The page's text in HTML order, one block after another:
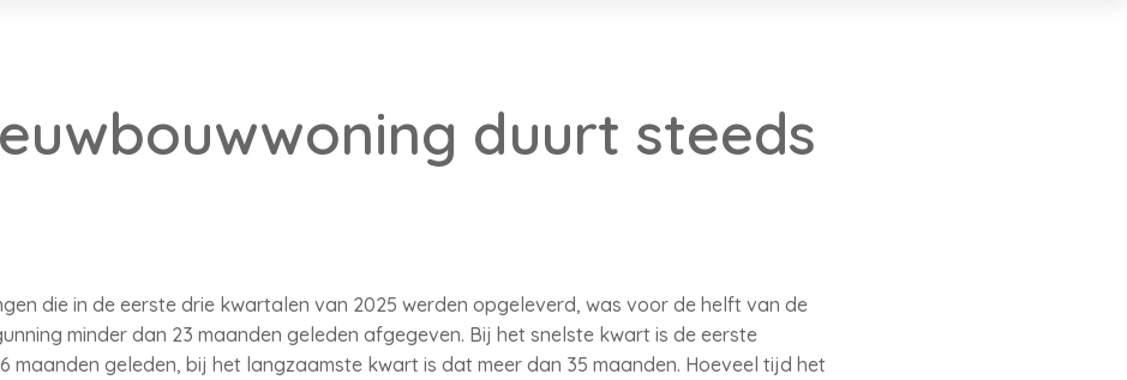
duurt steeds
die in de eerste drie kwartalen van 2025 werden opgeleverd, was voor de helft van de
minder dan 23 maanden geleden afgegeven. Bij het snelste kwart is de eerste
maanden geleden, bij het langzaamste kwart is dat meer dan 35 maanden. Hoeveel tijd het